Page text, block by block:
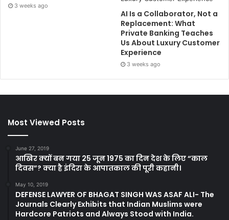
3 weeks ago
AI Is a Collaborator, Not a
Replacement: What
Private Banking Teaches
Us About Luxury Customer
Experience
3 weeks ago
Most Viewed Posts
June 27, 2019
आखिर क्यों बन गया 25 जून 1975 का दिन देश के लिए “काल
दिवस”? क्या है इंदिरा के आपातकाल की पूरी कहानी।
May 10, 2019
DEFENSE LAWYER OF BHAGAT SINGH WAS ASAF ALI- The
Journals Clearly Exhibits that Indian Muslims were
Hardcore Patriots and Always Stood with India.